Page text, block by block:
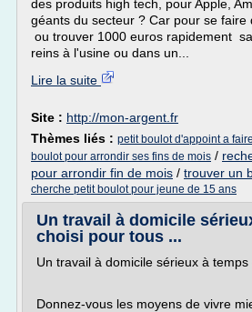
des produits high tech, pour Apple,
géants du secteur ? Car pour se faire
ou trouver 1000 euros rapidement
reins à l'usine ou dans un...
Lire la suite
Site : http://mon-argent.fr
Thèmes liés : petit boulot d'appoint a
boulot pour arrondir ses fins de mois /
pour arrondir fin de mois / trouver un
cherche petit boulot pour jeune de 15 ans
Un travail à domicile
choisi pour tous ...
Un travail à domicile sérieux à
Donnez-vous les moyens de vivre